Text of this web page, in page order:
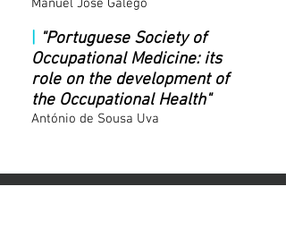
Manuel José Galego
| "Portuguese Society of
Occupational Medicine: its
role on the development of
the Occupational Health"
António de Sousa Uva